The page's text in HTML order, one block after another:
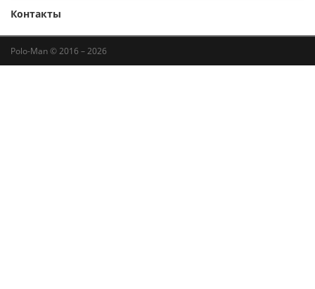
Контакты
Polo-Man © 2016 – 2026